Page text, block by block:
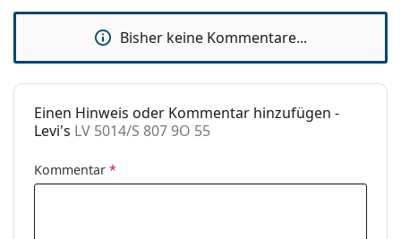
Code:
LV 5014/S 807 9O 55
Bisher keine Kommentare...
Einen Hinweis oder Kommentar hinzufügen -
Levi's LV 5014/S 807 9O 55
Kommentar *